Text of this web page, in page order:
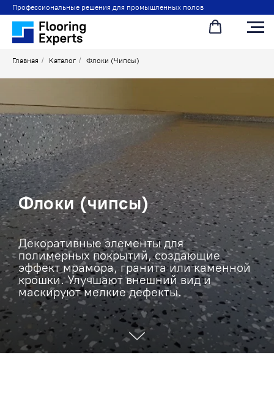
Профессиональные решения для промышленных полов
Главная / Каталог / Флоки (Чипсы)
Флоки (чипсы)
Декоративные элементы для
полимерных покрытий, создающие
эффект мрамора, гранита или каменной
крошки. Улучшают внешний вид и
маскируют мелкие дефекты.